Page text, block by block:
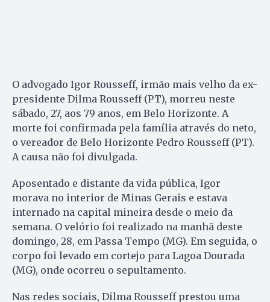
O advogado Igor Rousseff, irmão mais velho da ex-
presidente Dilma Rousseff (PT), morreu neste
sábado, 27, aos 79 anos, em Belo Horizonte. A
morte foi confirmada pela família através do neto,
o vereador de Belo Horizonte Pedro Rousseff (PT).
A causa não foi divulgada.
Aposentado e distante da vida pública, Igor
morava no interior de Minas Gerais e estava
internado na capital mineira desde o meio da
semana. O velório foi realizado na manhã deste
domingo, 28, em Passa Tempo (MG). Em seguida, o
corpo foi levado em cortejo para Lagoa Dourada
(MG), onde ocorreu o sepultamento.
Nas redes sociais, Dilma Rousseff prestou uma